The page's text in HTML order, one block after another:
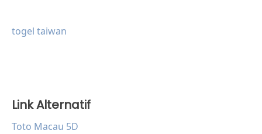
togel taiwan
Link Alternatif
Toto Macau 5D